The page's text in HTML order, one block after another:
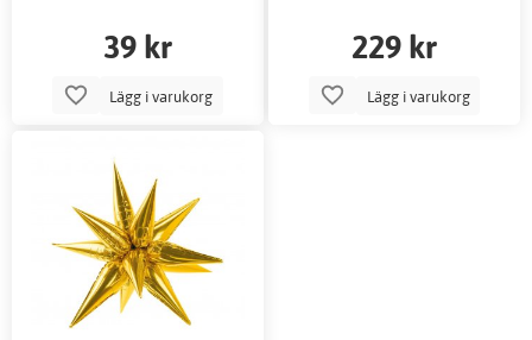
39 kr
Lägg i varukorg
229 kr
Lägg i varukorg